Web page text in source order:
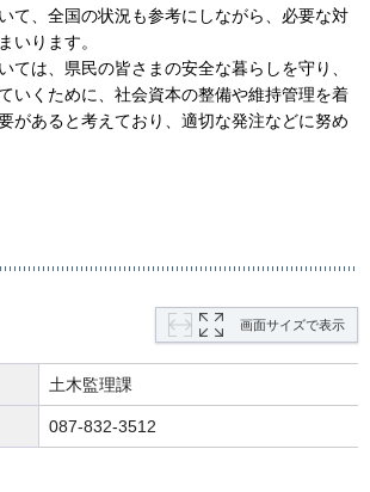
て、全国の状況も参考にしながら、必要な対
いります。
ては、県民の皆さまの安全な暮らしを守り、
いくために、社会資本の整備や維持管理を着
があると考えており、適切な発注などに努め
画面サイズで表示
土木監理課
087-832-3512